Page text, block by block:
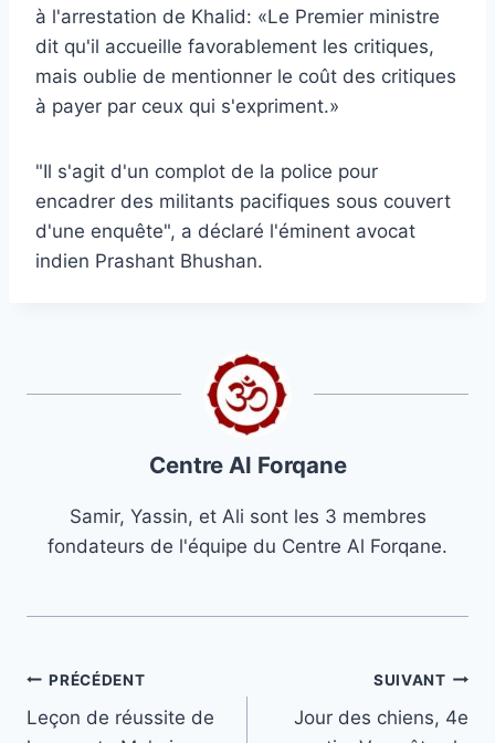
à l'arrestation de Khalid: «Le Premier ministre
dit qu'il accueille favorablement les critiques,
mais oublie de mentionner le coût des critiques
à payer par ceux qui s'expriment.»
"Il s'agit d'un complot de la police pour
encadrer des militants pacifiques sous couvert
d'une enquête", a déclaré l'éminent avocat
indien Prashant Bhushan.
Centre Al Forqane
Samir, Yassin, et Ali sont les 3 membres
fondateurs de l'équipe du Centre Al Forqane.
Navigation
de
PRÉCÉDENT
Leçon de réussite de
SUIVANT
Jour des chiens, 4e